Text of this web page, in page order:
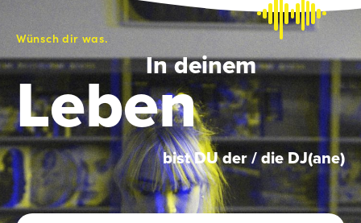
Wünsch dir was.
In deinem
Leben
bist DU der / die DJ(ane)
Name *